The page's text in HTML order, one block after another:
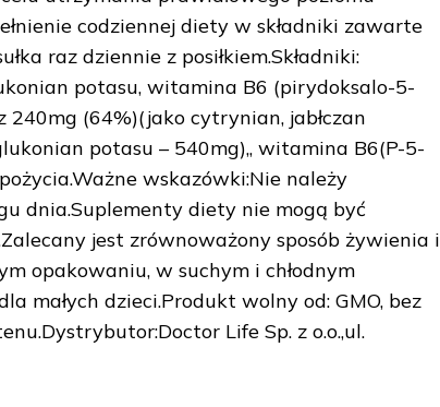
codziennej diety w składniki zawarte
raz dziennie z posiłkiem.Składniki:
potasu, witamina B6 (pirydoksalo-5-
240mg (64%)(jako cytrynian, jabłczan
potasu – 540mg),, witamina B6(P-5-
wskazówki:Nie należy
dnia.Suplementy diety nie mogą być
jest zrównoważony sposób żywienia i
opakowaniu, w suchym i chłodnym
małych dzieci.Produkt wolny od: GMO, bez
Life Sp. z o.o.,ul.